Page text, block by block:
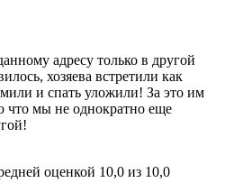
адресу только в другой
хозяева встретили как
и спать уложили! За это им
что мы не однократно еще
оценкой 10,0 из 10,0